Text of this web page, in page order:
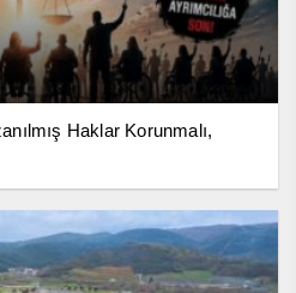
Haklar Korunmalı,